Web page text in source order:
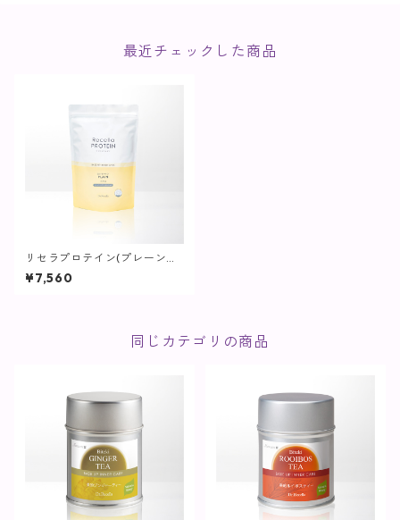
最近チェックした商品
リセラプロテイン(プレーン味/
スプーン付き)【パウダータイ
プ】
¥7,560
同じカテゴリの商品